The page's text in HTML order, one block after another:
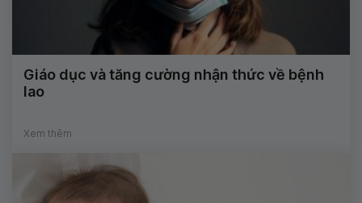
Giáo dục và tăng cường nhận thức về bệnh
lao
Xem thêm